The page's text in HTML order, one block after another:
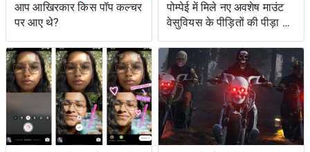
आप आखिरकार किस पॉप कल्चर
पर आए थे?
पोम्पेई में मिले नए अवशेष माउंट
वेसुवियस के पीड़ितों की पीड़ा को
दर्शाते हैं